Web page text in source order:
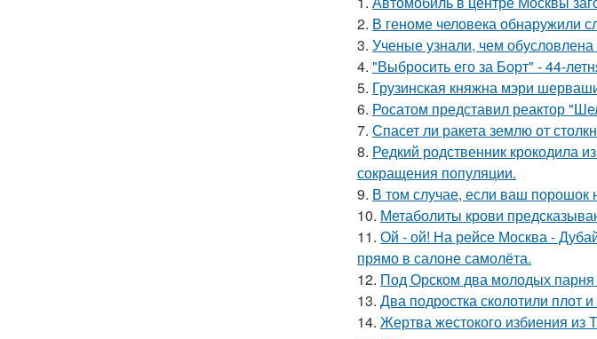
2. В геноме человека обнаружили
3. Ученые узнали, чем обусловлена
4. "Выбросить его за Борт" - 44-
5. Грузинская княжна мэри
6. Росатом представил реактор
7. Спасет ли ракета землю от
8. Редкий родственник крокодила
сокращения популяции.
9. В том случае, если ваш порошок
10. Метаболиты крови
11. Ой - ой! На рейсе Москва -
прямо в салоне самолёта.
12. Под Орском два молодых
13. Два подростка сколотили плот
14. Жертва жестокого избиения из